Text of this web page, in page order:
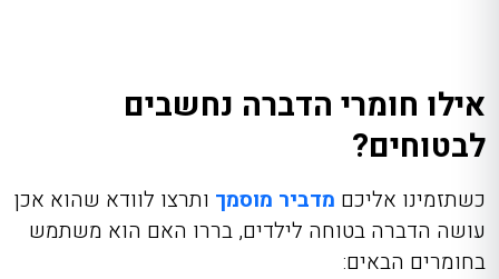
אילו חומרי הדברה נחשבים
לבטוחים?
כשתזמינו אליכם מדביר מוסמך ותרצו לוודא שהוא אכן
עושה הדברה בטוחה לילדים, בררו האם הוא משתמש
בחומרים הבאים: